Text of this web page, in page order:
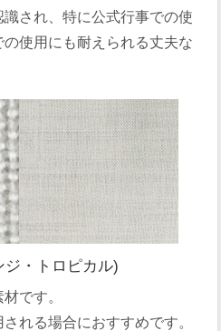
され、特に公式行事での使
使用にも耐えられる丈夫な
ジ・トロピカル)
です。
れる場合におすすめです。